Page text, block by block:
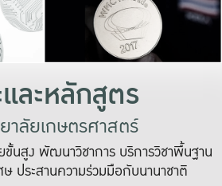
เปลี่ยนแปลง แล
เพื่อทำง
ระบบสารสนเทศ
ละหลักสูตร
าลัยเกษตรศาสตร์
นสูง พัฒนาวิชาการ บริการวิชาพื้นฐาน
ษ ประสานความร่วมมือกับนานาชาติ